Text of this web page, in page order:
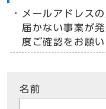
メールアドレス
届かない事案が
度ご確認をお願い
名前